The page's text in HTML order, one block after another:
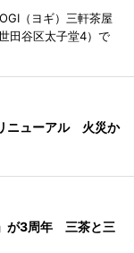
（ヨギ）三軒茶屋
田谷区太子堂4）で
ニューアル 火災か
が3周年 三茶と三